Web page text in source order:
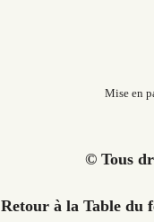
Mise en
© Tous
Retour à la Table du